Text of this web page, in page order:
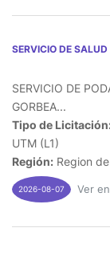
SERVICIO DE
SERVICIO DE
GORBEA...
Tipo de
UTM (L1)
Región: Region
2026-08-07 Ver